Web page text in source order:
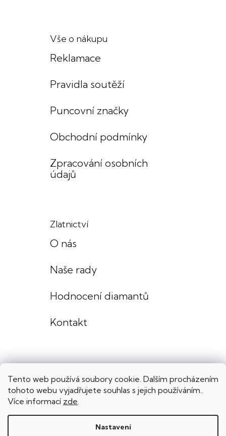
Tento web používá soubory cookie. Dalším procházením
tohoto webu vyjadřujete souhlas s jejich používáním..
Více informací zde.
Nastavení
Vše o nákupu
Reklamace
Pravidla soutěží
Puncovní značky
Obchodní podmínky
Zpracování osobních
údajů
Zlatnictví
O nás
Naše rady
Hodnocení diamantů
Kontakt
Lenka Výmolová šperky